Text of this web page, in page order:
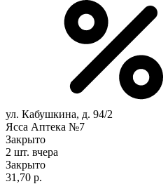
ул. Кабушкина, д. 94/2
Ясса Аптека №7
Закрыто
2 шт. вчера
Закрыто
31,70 р.